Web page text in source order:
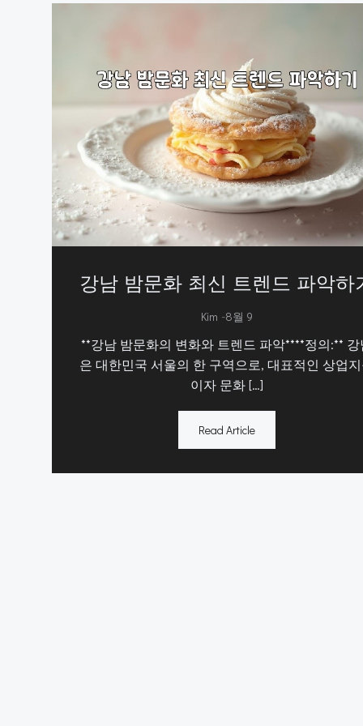
강남 밤문화 최신 트렌드 파악하
Kim -8월 9
**강남 밤문화의 변화와 트렌드 파악****정의:** 강
은 대한민국 서울의 한 구역으로, 대표적인 상업
이자 문화 […]
Read Article